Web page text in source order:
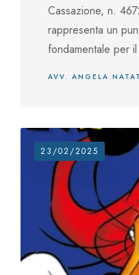
Cassazione, n.
rappresenta un
fondamentale per
AVV. ANGELA
23/02/2025